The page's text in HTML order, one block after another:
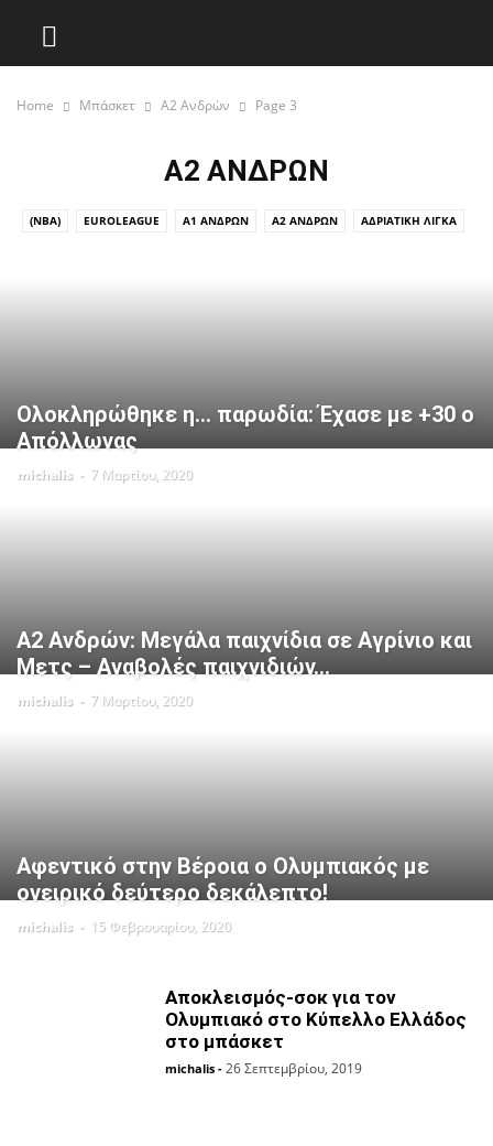
Home Μπάσκετ Α2 Ανδρών Page 3
Α2 ΑΝΔΡΏΝ
(NBA) EUROLEAGUE Α1 ΑΝΔΡΏΝ Α2 ΑΝΔΡΏΝ
ΑΔΡΙΑΤΙΚΉ ΛΊΓΚΑ
Ολοκληρώθηκε η… παρωδία: Έχασε με +30 ο
Απόλλωνας
michalis - 7 Μαρτίου, 2020
Α2 Ανδρών: Μεγάλα παιχνίδια σε Αγρίνιο και
Μετς – Αναβολές παιχνιδιών...
michalis - 7 Μαρτίου, 2020
Αφεντικό στην Βέροια ο Ολυμπιακός με
ονειρικό δεύτερο δεκάλεπτο!
michalis - 15 Φεβρουαρίου, 2020
Αποκλεισμός-σοκ για τον
Ολυμπιακό στο Κύπελλο Ελλάδος
στο μπάσκετ
michalis - 26 Σεπτεμβρίου, 2019